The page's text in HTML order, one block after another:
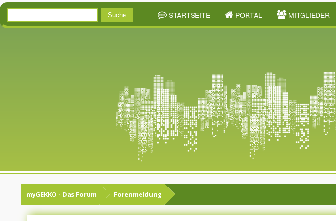
STARTSEITE PORTAL MITGLIEDER
myGEKKO - Das Forum Forenmeldung